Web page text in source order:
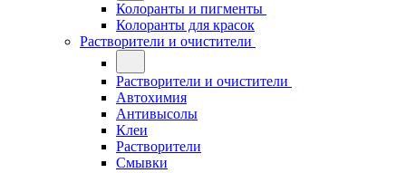
Колоранты и пигменты
Колоранты для красок
Растворители и очистители
Растворители и очистители
Автохимия
Антивысолы
Клеи
Растворители
Смывки